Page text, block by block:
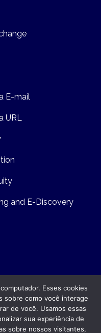
E-mail
URL
and E-Discovery
Esses cookies
sobre como você interage
de você. Usamos essas
sua experiência de
sobre nossos visitantes,